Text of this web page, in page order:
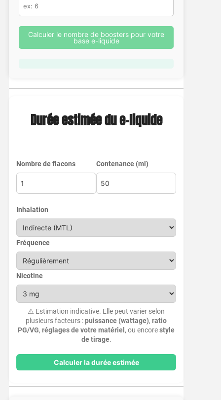
Calculer le nombre de boosters pour votre
base e-liquide
Durée estimée du e-liquide
Nombre de flacons Contenance (ml)
Inhalation
Fréquence
Nicotine
⚠️ Estimation indicative. Elle peut varier selon
plusieurs facteurs :puissance (wattage),ratio
PG/VG,réglages de votre matériel , ou encorestyle
de tirage.
Calculer la durée estimée